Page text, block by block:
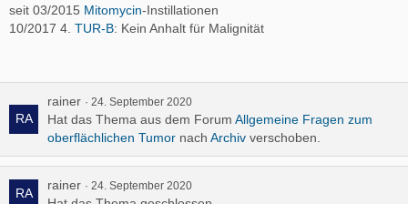
seit 03/2015 Mitomycin-Instillationen
10/2017 4. TUR-B: Kein Anhalt für Malignität
rainer 24. September 2020
Hat das Thema aus dem Forum Allgemeine Fragen zum
oberflächlichen Tumor nach Archiv verschoben.
rainer 24. September 2020